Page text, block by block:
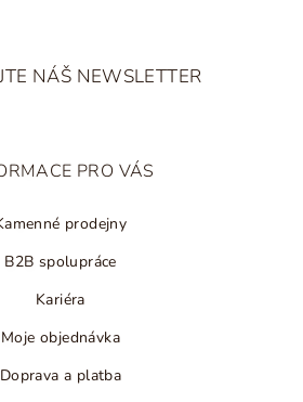
NÁŠ NEWSLETTER
PRO VÁS
prodejny
B2B spolupráce
Kariéra
Moje objednávka
Doprava a platba